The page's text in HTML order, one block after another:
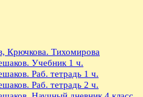
Крючкова. Тихомирова
Учебник 1 ч.
Раб. тетрадь 1 ч.
Раб. тетрадь 2 ч.